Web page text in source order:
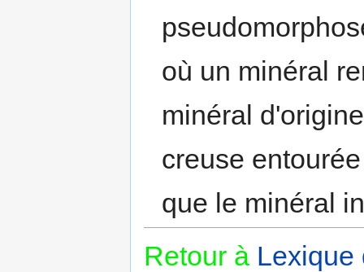
où un minéral
minéral
creuse
que le minéral
Retour à Lexique